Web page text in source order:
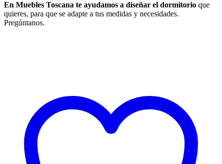
En Muebles Toscana te ayudamos a diseñar el dormitorio que
quieres, para que se adapte a tus medidas y necesidades.
Pregúntanos.